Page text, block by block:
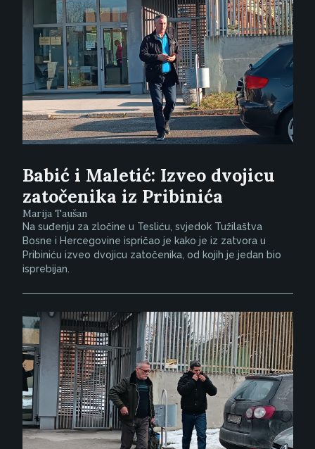
Babić i Maletić: Izveo dvojicu
zatočenika iz Pribinića
Marija Taušan
Na suđenju za zločine u Tesliću, svjedok Tužilaštva
Bosne i Hercegovine ispričao je kako je iz zatvora u
Pribiniću izveo dvojicu zatočenika, od kojih je jedan bio
isprebijan.